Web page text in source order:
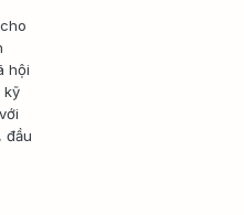
hội
kỹ
đầu